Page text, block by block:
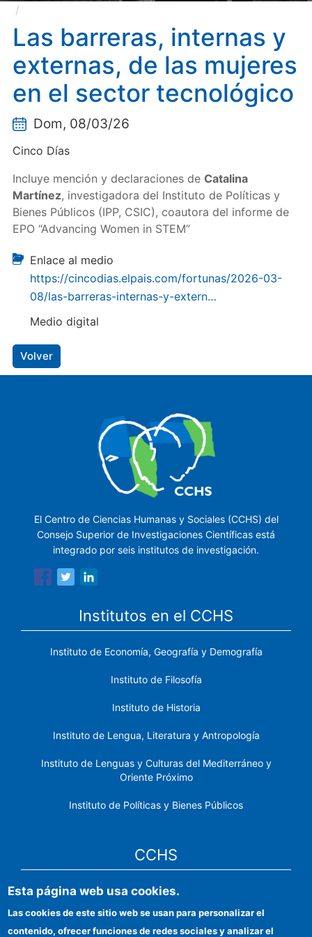
el sector tecnológico
Las barreras, internas y
externas, de las mujeres
en el sector tecnológico
Dom, 08/03/26
Cinco Días
Incluye mención y declaraciones de Catalina
Martínez, investigadora del Instituto de Políticas y
Bienes Públicos (IPP, CSIC), coautora del informe de
EPO “Advancing Women in STEM”
Enlace al medio
https://cincodias.elpais.com/fortunas/2026-03-
08/las-barreras-internas-y-extern…
Medio digital
Volver
El Centro de Ciencias Humanas y Sociales (CCHS) del
Consejo Superior de Investigaciones Científicas está
integrado por seis institutos de investigación.
Institutos en el CCHS
Instituto de Economía, Geografía y Demografía
Instituto de Filosofía
Instituto de Historia
Instituto de Lengua, Literatura y Antropología
Instituto de Lenguas y Culturas del Mediterráneo y
Oriente Próximo
Instituto de Políticas y Bienes Públicos
CCHS
Sede electrónica CSIC
Identidad institucional
Esta página web usa cookies.
Las cookies de este sitio web se usan para personalizar el
contenido, ofrecer funciones de redes sociales y analizar el